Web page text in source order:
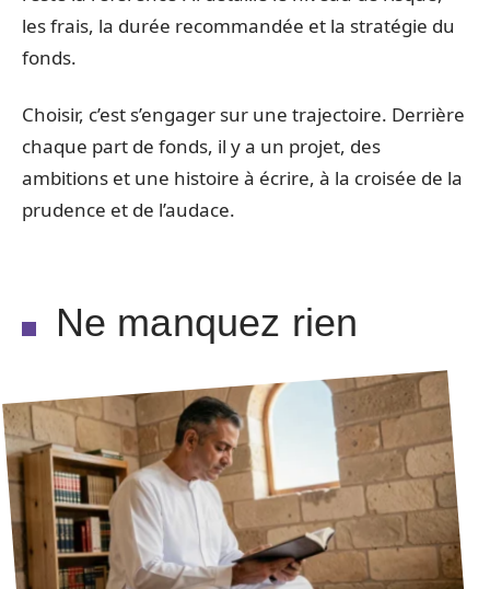
les frais, la durée recommandée et la stratégie du
fonds.
Choisir, c’est s’engager sur une trajectoire. Derrière
chaque part de fonds, il y a un projet, des
ambitions et une histoire à écrire, à la croisée de la
prudence et de l’audace.
Ne manquez rien